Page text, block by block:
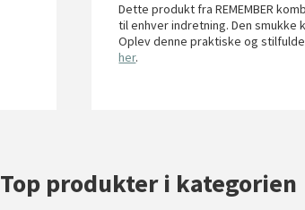
Dette produkt fra REMEMBER
til enhver indretning. Den
Oplev denne praktiske og
her.
Top produkter i kategorien